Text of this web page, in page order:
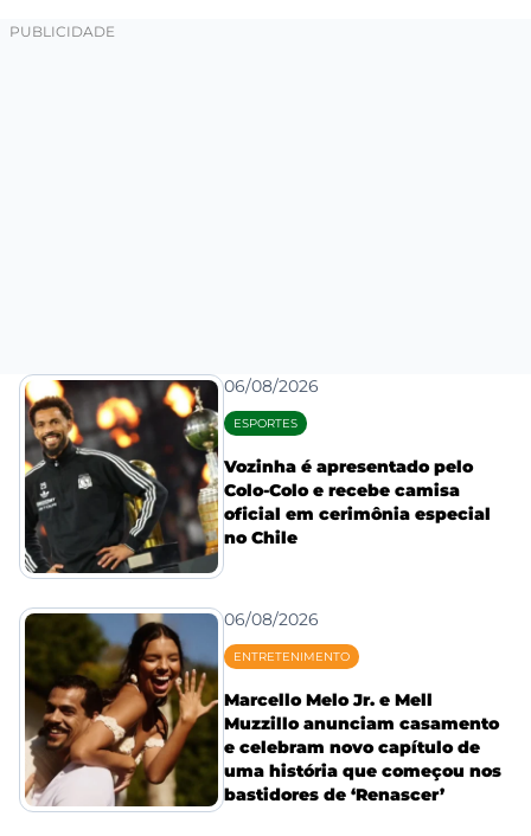
06/08/2026
ESPORTES
Vozinha é apresentado pelo
Colo-Colo e recebe camisa
oficial em cerimônia especial
no Chile
06/08/2026
ENTRETENIMENTO
Marcello Melo Jr. e Mell
Muzzillo anunciam casamento
e celebram novo capítulo de
uma história que começou nos
bastidores de ‘Renascer’